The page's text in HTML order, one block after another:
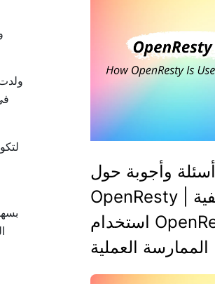
أسئلة وأجوبة حول
OpenResty | كيفية
استخدام OpenResty في
الممارسة العملية